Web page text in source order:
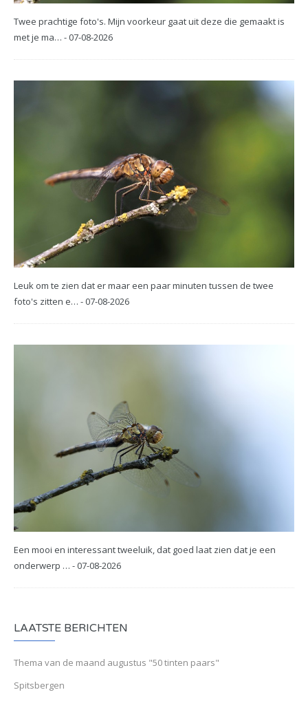
Twee prachtige foto's. Mijn voorkeur gaat uit deze die gemaakt is
met je ma… - 07-08-2026
Leuk om te zien dat er maar een paar minuten tussen de twee
foto's zitten e… - 07-08-2026
Een mooi en interessant tweeluik, dat goed laat zien dat je een
onderwerp … - 07-08-2026
LAATSTE BERICHTEN
Thema van de maand augustus "50 tinten paars"
Spitsbergen